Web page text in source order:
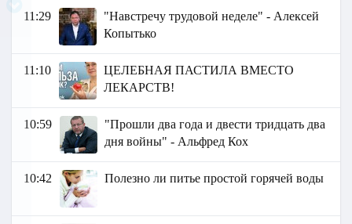
11:29
"Навстречу трудовой неделе" - Алексей
Копытько
11:10
ЦЕЛЕБНАЯ ПАСТИЛА ВМЕСТО
ЛЕКАРСТВ!
10:59
"Прошли два года и двести тридцать два
дня войны" - Альфред Кох
10:42 Полезно ли питье простой горячей воды